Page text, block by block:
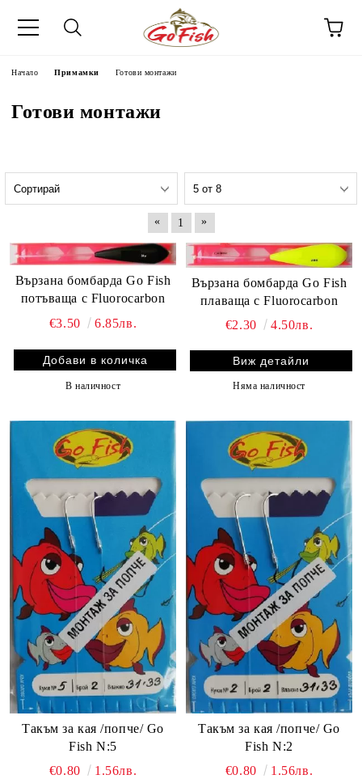
Начало Примамки Готови монтажи
Готови монтажи
« 1 »
Вързана бомбарда Go Fish
потъваща с Fluorocarbon
€3.50
6.85лв.
В наличност
Вързана бомбарда Go Fish
плаваща с Fluorocarbon
€2.30
4.50лв.
Виж детайли
Няма наличност
Такъм за кая /попче/ Go
Fish N:5
€0.80
1.56лв.
Такъм за кая /попче/ Go
Fish N:2
€0.80
1.56лв.